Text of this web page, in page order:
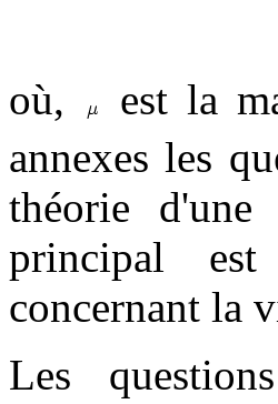
où,
est la
annexes les
théorie d'une
principal est
concernant la
Les